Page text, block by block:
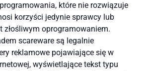
które nie rozwiązuje
korzyści jedynie sprawcy lub
złośliwym oprogramowaniem.
scareware są legalnie
reklamowe pojawiające się w
wyświetlające tekst typu